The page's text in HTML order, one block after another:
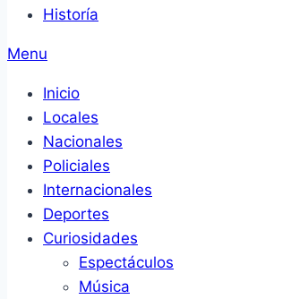
Historía
Menu
Inicio
Locales
Nacionales
Policiales
Internacionales
Deportes
Curiosidades
Espectáculos
Música